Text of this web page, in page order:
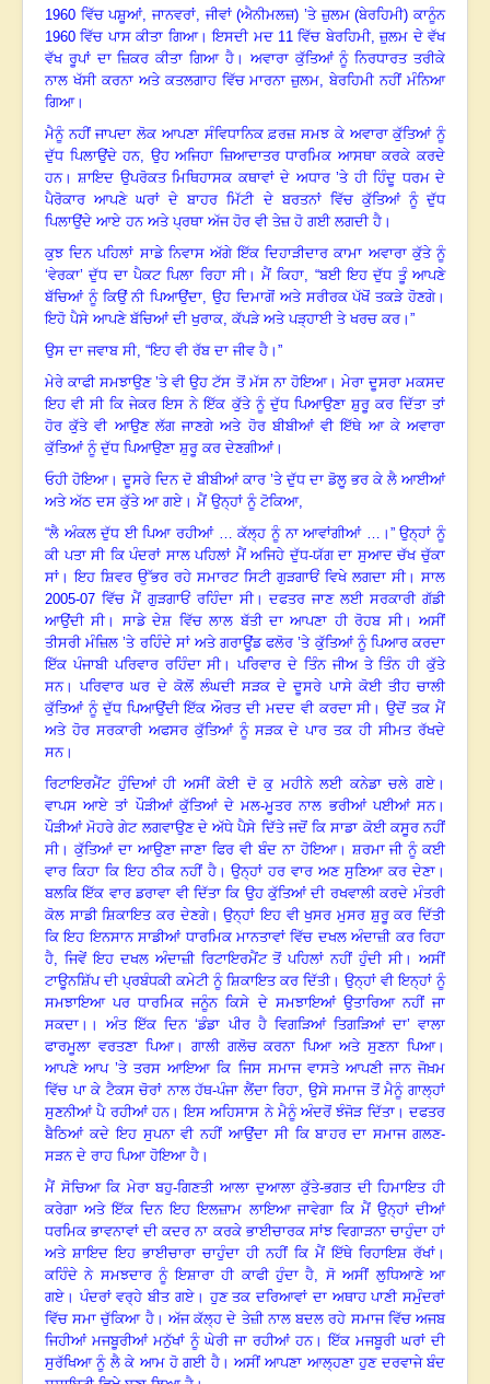
1960 ਵਿੱਚ ਪਸ਼ੂਆਂ, ਜਾਨਵਰਾਂ, ਜੀਵਾਂ (ਐਨੀਮਲਜ਼) ’ਤੇ ਜ਼ੁਲਮ (ਬੇਰਹਿਮੀ) ਕਾਨੂੰਨ
1960 ਵਿੱਚ ਪਾਸ ਕੀਤਾ ਗਿਆ। ਇਸਦੀ ਮਦ 11ਵਿੱਚ ਬੇਰਹਿਮੀ, ਜ਼ੁਲਮ ਦੇ ਵੱਖ
ਵੱਖ ਰੂਪਾਂ ਦਾ ਜ਼ਿਕਰ ਕੀਤਾ ਗਿਆ ਹੈ। ਅਵਾਰਾ ਕੁੱਤਿਆਂ ਨੂੰ ਨਿਰਧਾਰਤ ਤਰੀਕੇ
ਨਾਲ ਖੱਸੀ ਕਰਨਾ ਅਤੇ ਕਤਲਗਾਹ ਵਿੱਚ ਮਾਰਨਾ ਜ਼ੁਲਮ, ਬੇਰਹਿਮੀ ਨਹੀਂ ਮੰਨਿਆ
ਗਿਆ।
ਮੈਨੂੰ ਨਹੀਂ ਜਾਪਦਾ ਲੋਕ ਆਪਣਾ ਸੰਵਿਧਾਨਿਕ ਫ਼ਰਜ਼ ਸਮਝ ਕੇ ਅਵਾਰਾ ਕੁੱਤਿਆਂ ਨੂੰ
ਦੁੱਧ ਪਿਲਾਉਂਦੇ ਹਨ, ਉਹ ਅਜਿਹਾ ਜ਼ਿਆਦਾਤਰ ਧਾਰਮਿਕ ਆਸਥਾ ਕਰਕੇ ਕਰਦੇ
ਹਨ।ਸ਼ਾਇਦ ਉਪਰੋਕਤ ਮਿਥਿਹਾਸਕ ਕਥਾਵਾਂ ਦੇ ਅਧਾਰ ’ਤੇ ਹੀ ਹਿੰਦੂ ਧਰਮ ਦੇ
ਪੈਰੋਕਾਰ ਆਪਣੇ ਘਰਾਂ ਦੇ ਬਾਹਰ ਮਿੱਟੀ ਦੇ ਬਰਤਨਾਂ ਵਿੱਚ ਕੁੱਤਿਆਂ ਨੂੰ ਦੁੱਧ
ਪਿਲਾਉਂਦੇ ਆਏ ਹਨ ਅਤੇ ਪ੍ਰਥਾ ਅੱਜ ਹੋਰ ਵੀ ਤੇਜ਼ ਹੋ ਗਈ ਲਗਦੀ ਹੈ ।
ਕੁਝ ਦਿਨ ਪਹਿਲਾਂ ਸਾਡੇ ਨਿਵਾਸ ਅੱਗੇ ਇੱਕ ਦਿਹਾੜੀਦਾਰ ਕਾਮਾ ਅਵਾਰਾ ਕੁੱਤੇ ਨੂੰ
‘ਵੇਰਕਾ’ ਦੁੱਧ ਦਾ ਪੈਕਟ ਪਿਲਾ ਰਿਹਾ ਸੀ।ਮੈਂ ਕਿਹਾ, “ਬਈ ਇਹ ਦੁੱਧ ਤੂੰ ਆਪਣੇ
ਬੱਚਿਆਂ ਨੂੰ ਕਿਉਂ ਨੀ ਪਿਆਉਂਦਾ,ਉਹ ਦਿਮਾਗੋਂ ਅਤੇ ਸਰੀਰਕ ਪੱਖੋਂ ਤਕੜੇ ਹੋਣਗੇ।
ਇਹੋ ਪੈਸੇ ਆਪਣੇ ਬੱਚਿਆਂ ਦੀ ਖੁਰਾਕ, ਕੱਪੜੇ ਅਤੇ ਪੜ੍ਹਾਈ ਤੇ ਖਰਚ ਕਰ। ”
ਉਸ ਦਾ ਜਵਾਬ ਸੀ, “ਇਹ ਵੀ ਰੱਬ ਦਾ ਜੀਵ ਹੈ । ”
ਮੇਰੇ ਕਾਫੀ ਸਮਝਾਉਣ ’ਤੇ ਵੀ ਉਹ ਟੱਸ ਤੋਂ ਮੱਸ ਨਾ ਹੋਇਆ। ਮੇਰਾ ਦੂਸਰਾ ਮਕਸਦ
ਇਹ ਵੀ ਸੀ ਕਿ ਜੇਕਰ ਇਸ ਨੇ ਇੱਕ ਕੁੱਤੇ ਨੂੰ ਦੁੱਧ ਪਿਆਉਣਾ ਸ਼ੁਰੂ ਕਰ ਦਿੱਤਾ ਤਾਂ
ਹੋਰ ਕੁੱਤੇ ਵੀ ਆਉਣ ਲੱਗ ਜਾਣਗੇ ਅਤੇ ਹੋਰ ਬੀਬੀਆਂ ਵੀ ਇੱਥੇ ਆ ਕੇ ਅਵਾਰਾ
ਕੁੱਤਿਆਂ ਨੂੰ ਦੁੱਧ ਪਿਆਉਣਾ ਸ਼ੁਰੂ ਕਰ ਦੇਣਗੀਆਂ।
ਓਹੀ ਹੋਇਆ। ਦੂਸਰੇ ਦਿਨ ਦੋ ਬੀਬੀਆਂ ਕਾਰ ’ਤੇ ਦੁੱਧ ਦਾ ਡੋਲੂ ਭਰ ਕੇ ਲੈ ਆਈਆਂ
ਅਤੇ ਅੱਠ ਦਸ ਕੁੱਤੇ ਆ ਗਏ । ਮੈਂ ਉਨ੍ਹਾਂ ਨੂੰ ਟੋਕਿਆ,
“ਲੈ ਅੰਕਲ ਦੁੱਧ ਈ ਪਿਆ ਰਹੀਆਂ … ਕੱਲ੍ਹ ਨੂੰ ਨਾ ਆਵਾਂਗੀਆਂ … । ” ਉਨ੍ਹਾਂ ਨੂੰ
ਕੀ ਪਤਾ ਸੀ ਕਿ ਪੰਦਰਾਂ ਸਾਲ ਪਹਿਲਾਂ ਮੈਂ ਅਜਿਹੇ ਦੁੱਧ-ਯੱਗ ਦਾ ਸੁਆਦ ਚੱਖ ਚੁੱਕਾ
ਸਾਂ ।ਇਹ ਸ਼ਿਵਰ ਉੱਭਰ ਰਹੇ ਸਮਾਰਟ ਸਿਟੀ ਗੁੜਗਾਓਂ ਵਿਖੇ ਲਗਦਾ ਸੀ। ਸਾਲ
2005-07 ਵਿੱਚ ਮੈਂ ਗੁੜਗਾਓਂ ਰਹਿੰਦਾ ਸੀ।ਦਫਤਰ ਜਾਣ ਲਈ ਸਰਕਾਰੀ ਗੱਡੀ
ਆਉਂਦੀ ਸੀ। ਸਾਡੇ ਦੇਸ਼ ਵਿੱਚ ਲਾਲ ਬੱਤੀ ਦਾ ਆਪਣਾ ਹੀ ਰੋਹਬ ਸੀ।ਅਸੀਂ
ਤੀਸਰੀ ਮੰਜ਼ਿਲ ’ਤੇ ਰਹਿੰਦੇ ਸਾਂ ਅਤੇ ਗਰਾਊਂਡ ਫਲੋਰ ’ਤੇ ਕੁੱਤਿਆਂ ਨੂੰ ਪਿਆਰ ਕਰਦਾ
ਇੱਕ ਪੰਜਾਬੀ ਪਰਿਵਾਰ ਰਹਿੰਦਾ ਸੀ।ਪਰਿਵਾਰ ਦੇ ਤਿੰਨ ਜੀਅ ਤੇ ਤਿੰਨ ਹੀ ਕੁੱਤੇ
ਸਨ। ਪਰਿਵਾਰ ਘਰ ਦੇ ਕੋਲੋਂ ਲੰਘਦੀ ਸੜਕ ਦੇ ਦੂਸਰੇ ਪਾਸੇ ਕੋਈ ਤੀਹ ਚਾਲੀ
ਕੁੱਤਿਆਂ ਨੂੰ ਦੁੱਧ ਪਿਆਉਂਦੀ ਇੱਕ ਔਰਤ ਦੀ ਮਦਦ ਵੀ ਕਰਦਾ ਸੀ। ਉਦੋਂ ਤਕ ਮੈਂ
ਅਤੇ ਹੋਰ ਸਰਕਾਰੀ ਅਫਸਰ ਕੁੱਤਿਆਂ ਨੂੰ ਸੜਕ ਦੇ ਪਾਰ ਤਕ ਹੀ ਸੀਮਤ ਰੱਖਦੇ
ਸਨ।
ਰਿਟਾਇਰਮੈਂਟ ਹੁੰਦਿਆਂ ਹੀ ਅਸੀਂ ਕੋਈ ਦੋ ਕੁ ਮਹੀਨੇ ਲਈ ਕਨੇਡਾ ਚਲੇ ਗਏ ।
ਵਾਪਸ ਆਏ ਤਾਂ ਪੌੜੀਆਂ ਕੁੱਤਿਆਂ ਦੇ ਮਲ-ਮੂਤਰ ਨਾਲ ਭਰੀਆਂ ਪਈਆਂ ਸਨ।
ਪੌੜੀਆਂ ਮੋਹਰੇ ਗੇਟ ਲਗਵਾਉਣ ਦੇ ਅੱਧੇ ਪੈਸੇ ਦਿੱਤੇ ਜਦੋਂ ਕਿ ਸਾਡਾ ਕੋਈ ਕਸੂਰ ਨਹੀਂ
ਸੀ। ਕੁੱਤਿਆਂ ਦਾ ਆਉਣਾ ਜਾਣਾ ਫਿਰ ਵੀ ਬੰਦ ਨਾ ਹੋਇਆ। ਸ਼ਰਮਾ ਜੀ ਨੂੰ ਕਈ
ਵਾਰ ਕਿਹਾ ਕਿ ਇਹ ਠੀਕ ਨਹੀਂ ਹੈ।ਉਨ੍ਹਾਂ ਹਰ ਵਾਰ ਅਣ ਸੁਣਿਆ ਕਰ ਦੇਣਾ ।
ਬਲਕਿ ਇੱਕ ਵਾਰ ਡਰਾਵਾ ਵੀ ਦਿੱਤਾ ਕਿ ਉਹ ਕੁੱਤਿਆਂ ਦੀ ਰਖਵਾਲੀ ਕਰਦੇ ਮੰਤਰੀ
ਕੋਲ ਸਾਡੀ ਸ਼ਿਕਾਇਤ ਕਰ ਦੇਣਗੇ।ਉਨ੍ਹਾਂ ਇਹ ਵੀ ਖੁਸਰ ਮੁਸਰ ਸ਼ੁਰੂ ਕਰ ਦਿੱਤੀ
ਕਿ ਇਹ ਇਨਸਾਨ ਸਾਡੀਆਂ ਧਾਰਮਿਕ ਮਾਨਤਾਵਾਂ ਵਿੱਚ ਦਖਲ ਅੰਦਾਜ਼ੀ ਕਰ ਰਿਹਾ
ਹੈ, ਜਿਵੇਂ ਇਹ ਦਖਲ ਅੰਦਾਜ਼ੀ ਰਿਟਾਇਰਮੈਂਟ ਤੋਂ ਪਹਿਲਾਂ ਨਹੀਂ ਹੁੰਦੀ ਸੀ।ਅਸੀਂ
ਟਾਊਨਸ਼ਿੱਪ ਦੀ ਪ੍ਰਬੰਧਕੀ ਕਮੇਟੀ ਨੂੰ ਸ਼ਿਕਾਇਤ ਕਰ ਦਿੱਤੀ। ਉਨ੍ਹਾਂ ਵੀ ਇਨ੍ਹਾਂ ਨੂੰ
ਸਮਝਾਇਆ ਪਰ ਧਾਰਮਿਕ ਜਨੂੰਨ ਕਿਸੇ ਦੇ ਸਮਝਾਇਆਂ ਉਤਾਰਿਆ ਨਹੀਂ ਜਾ
ਸਕਦਾ ।।ਅੰਤ ਇੱਕ ਦਿਨ ‘ਡੰਡਾ ਪੀਰ ਹੈ ਵਿਗੜਿਆਂ ਤਿਗੜਿਆਂ ਦਾ’ ਵਾਲਾ
ਫਾਰਮੂਲਾ ਵਰਤਣਾ ਪਿਆ। ਗਾਲੀ ਗਲੋਚ ਕਰਨਾ ਪਿਆ ਅਤੇ ਸੁਣਨਾ ਪਿਆ।
ਆਪਣੇ ਆਪ ’ਤੇ ਤਰਸ ਆਇਆ ਕਿ ਜਿਸ ਸਮਾਜ ਵਾਸਤੇ ਆਪਣੀ ਜਾਨ ਜੋਖ਼ਮ
ਵਿੱਚ ਪਾ ਕੇ ਟੈਕਸ ਚੋਰਾਂ ਨਾਲ ਹੱਥ-ਪੰਜਾ ਲੈਂਦਾ ਰਿਹਾ, ਉਸੇ ਸਮਾਜ ਤੋਂ ਮੈਨੂੰ ਗਾਲ੍ਹਾਂ
ਸੁਣਨੀਆਂ ਪੈ ਰਹੀਆਂ ਹਨ।ਇਸ ਅਹਿਸਾਸ ਨੇ ਮੈਨੂੰ ਅੰਦਰੋਂ ਝੰਜੋੜ ਦਿੱਤਾ।ਦਫਤਰ
ਬੈਠਿਆਂ ਕਦੇ ਇਹ ਸੁਪਨਾ ਵੀ ਨਹੀਂ ਆਉਂਦਾ ਸੀ ਕਿ ਬਾਹਰ ਦਾ ਸਮਾਜ ਗਲਣ-
ਸੜਨ ਦੇ ਰਾਹ ਪਿਆ ਹੋਇਆ ਹੈ ।
ਮੈਂ ਸੋਚਿਆ ਕਿ ਮੇਰਾ ਬਹੁ-ਗਿਣਤੀ ਆਲਾ ਦੁਆਲਾ ਕੁੱਤੇ-ਭਗਤ ਦੀ ਹਿਮਾਇਤ ਹੀ
ਕਰੇਗਾ ਅਤੇ ਇੱਕ ਦਿਨ ਇਹ ਇਲਜ਼ਾਮ ਲਾਇਆ ਜਾਵੇਗਾ ਕਿ ਮੈਂ ਉਨ੍ਹਾਂ ਦੀਆਂ
ਧਰਮਿਕ ਭਾਵਨਾਵਾਂ ਦੀ ਕਦਰ ਨਾ ਕਰਕੇ ਭਾਈਚਾਰਕ ਸਾਂਝ ਵਿਗਾੜਨਾ ਚਾਹੁੰਦਾ ਹਾਂ
ਅਤੇ ਸ਼ਾਇਦ ਇਹ ਭਾਈਚਾਰਾ ਚਾਹੁੰਦਾ ਹੀ ਨਹੀਂ ਕਿ ਮੈਂ ਇੱਥੇ ਰਿਹਾਇਸ਼ ਰੱਖਾਂ ।
ਕਹਿੰਦੇ ਨੇ ਸਮਝਦਾਰ ਨੂੰ ਇਸ਼ਾਰਾ ਹੀ ਕਾਫੀ ਹੁੰਦਾ ਹੈ, ਸੋ ਅਸੀਂ ਲੁਧਿਆਣੇ ਆ
ਗਏ । ਪੰਦਰਾਂ ਵਰ੍ਹੇ ਬੀਤ ਗਏ। ਹੁਣ ਤਕ ਦਰਿਆਵਾਂ ਦਾ ਅਥਾਹ ਪਾਣੀ ਸਮੁੰਦਰਾਂ
ਵਿੱਚ ਸਮਾ ਚੁੱਕਿਆ ਹੈ। ਅੱਜ ਕੱਲ੍ਹ ਦੇ ਤੇਜ਼ੀ ਨਾਲ ਬਦਲ ਰਹੇ ਸਮਾਜ ਵਿੱਚ ਅਜਬ
ਜਿਹੀਆਂ ਮਜਬੂਰੀਆਂ ਮਨੁੱਖਾਂ ਨੂੰ ਘੇਰੀ ਜਾ ਰਹੀਆਂ ਹਨ। ਇੱਕ ਮਜਬੂਰੀ ਘਰਾਂ ਦੀ
ਸੁਰੱਖਿਆ ਨੂੰ ਲੈ ਕੇ ਆਮ ਹੋ ਗਈ ਹੈ।ਅਸੀਂ ਆਪਣਾ ਆਲ੍ਹਣਾ ਹੁਣ ਦਰਵਾਜੇ ਬੰਦ